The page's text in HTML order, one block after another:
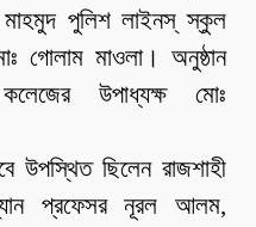
পুলিশ লাইনস্ স্কুল
গোলাম মাওলা। অনুষ্ঠান
উপাধ্যক্ষ মোঃ
উপস্থিত ছিলেন রাজশাহী
প্রফেসর নূরল আলম,